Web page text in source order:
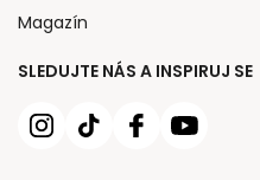
SLEDUJTE NÁS A INSPIRUJ SE
Magazín